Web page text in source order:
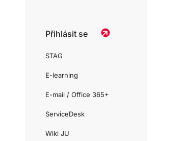
Přihlásit se
STAG
E-learning
E-mail / Office 365+
ServiceDesk
Wiki JU